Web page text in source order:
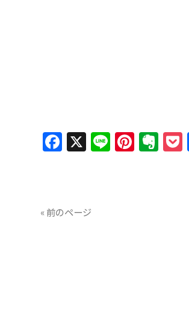
Facebook
X Line
« 前のページ